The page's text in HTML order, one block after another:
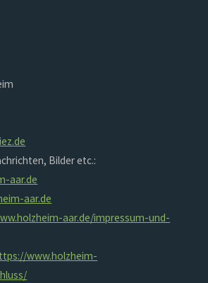
Bilder etc.:
aar.de
aar.de
aar.de/impressum-und-
www.holzheim-